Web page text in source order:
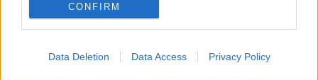
CONFIRM
Data Deletion Data Access Privacy Policy